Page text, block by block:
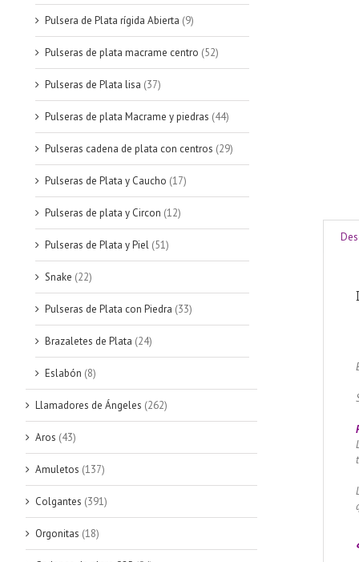
Pulsera de Plata rígida Abierta (9)
Pulseras de plata macrame centro (52)
Pulseras de Plata lisa (37)
Pulseras de plata Macrame y piedras (44)
Pulseras cadena de plata con centros (29)
Pulseras de Plata y Caucho (17)
Pulseras de plata y Circon (12)
Pulseras de Plata y Piel (51)
Snake (22)
Pulseras de Plata con Piedra (33)
Brazaletes de Plata (24)
Eslabón (8)
Llamadores de Ángeles (262)
Aros (43)
Amuletos (137)
Colgantes (391)
Orgonitas (18)